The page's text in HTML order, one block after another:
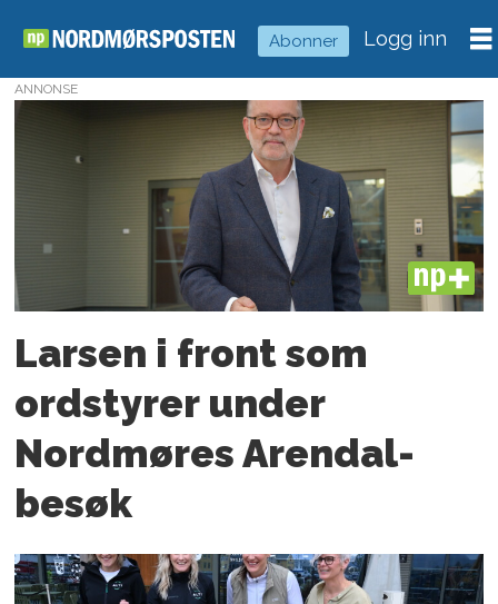
Abonner Logg inn
Tag:
kristiansund
og
nordmøre
næringsforening
knn
ANNONSE
PLUS
Larsen i front som
ordstyrer under
Nordmøres Arendal-
besøk